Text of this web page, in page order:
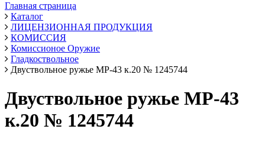
Главная страница
Каталог
ЛИЦЕНЗИОННАЯ ПРОДУКЦИЯ
КОМИССИЯ
Комиссионое Оружие
Гладкоствольное
Двуствольное ружье МР-43 к.20 № 1245744
Двуствольное ружье МР-43
к.20 № 1245744